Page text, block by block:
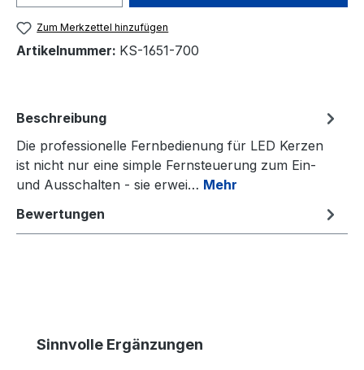
Zum Merkzettel hinzufügen
Artikelnummer: KS-1651-700
Beschreibung
Die professionelle Fernbedienung für LED Kerzen
ist nicht nur eine simple Fernsteuerung zum Ein-
und Ausschalten - sie erwei… Mehr
Bewertungen
Produktgalerie überspringen
Sinnvolle Ergänzungen